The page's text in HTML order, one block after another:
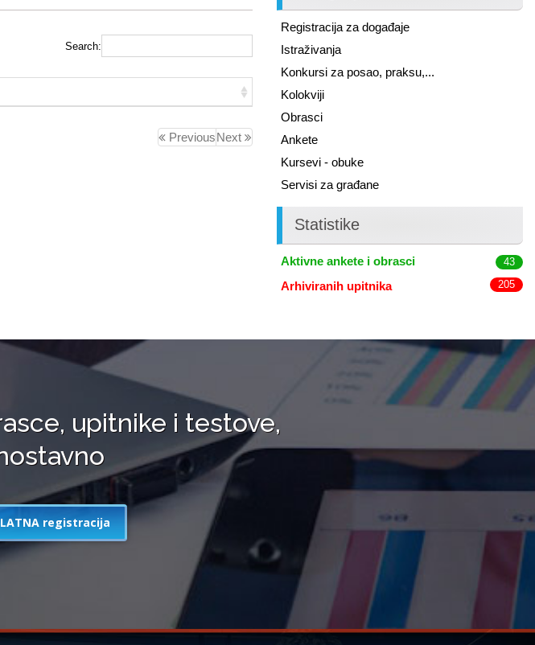
Search:
PreviousNext
Registracija za događaje
Istraživanja
Konkursi za posao, praksu,...
Kolokviji
Obrasci
Ankete
Kursevi - obuke
Servisi za građane
Statistike
Aktivne ankete i obrasci 43
Arhiviranih upitnika 205
upitnike i testove,
registracija